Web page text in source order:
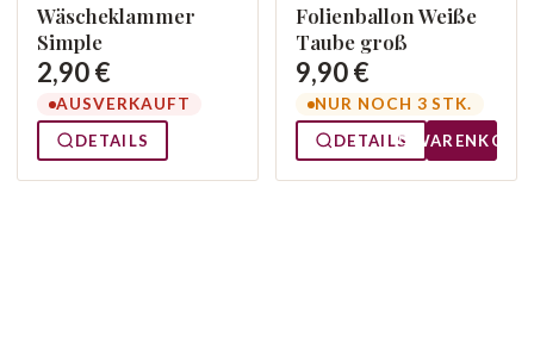
Wäscheklammer
Simple
2,90 €
AUSVERKAUFT
DETAILS
Folienballon Weiße
Taube groß
9,90 €
NUR NOCH 3 STK.
DETAILS
WARENKORB